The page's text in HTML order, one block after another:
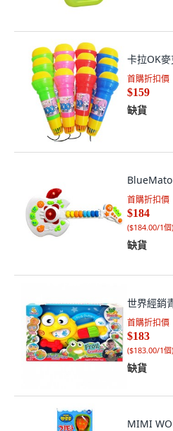
卡拉OK
首購折扣價
$159
缺貨
首購折扣價
$184
($184.00/1個)
缺貨
世界經銷
首購折扣價
$183
($183.00/1個)
缺貨
MIMI